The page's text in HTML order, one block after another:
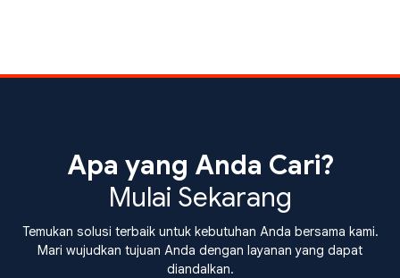
Apa yang Anda Cari?
Mulai Sekarang
Temukan solusi terbaik untuk kebutuhan Anda bersama kami.
Mari wujudkan tujuan Anda dengan layanan yang dapat
diandalkan.